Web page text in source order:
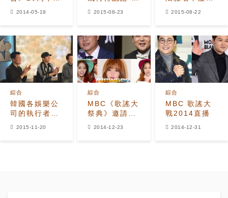
2014-05-19 2015-08-23 2015-08-22
韓國各娛樂公
司的執行者介
綜合
2015-11-20
MBC《歌謠大
祭典》邀請41
綜合
2014-12-23
MBC 歌謠大
戰2014直播
綜合
2014-12-31